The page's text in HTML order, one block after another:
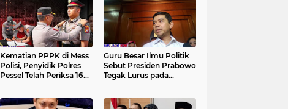
Kematian PPPK di Mess
Polisi, Penyidik Polres
Pessel Telah Periksa 16
Guru Besar Ilmu Politik
Sebut Presiden Prabowo
Tegak Lurus pada
Hukum